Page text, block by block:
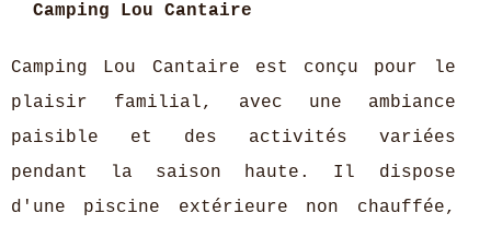
Camping Lou Cantaire
Camping Lou Cantaire est conçu pour le
plaisir familial, avec une ambiance
paisible et des activités variées
pendant la saison haute. Il dispose
d'une piscine extérieure non chauffée,